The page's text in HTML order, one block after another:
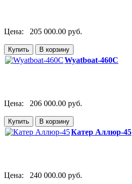
Цена: 205 000.00 руб.
Wyatboat-460C
Цена: 206 000.00 руб.
Катер Аллюр-45
Цена: 240 000.00 руб.